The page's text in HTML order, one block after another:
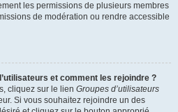
les permissions de plusieurs membres
de modération ou rendre accessible
et comment les rejoindre ?
cliquez sur le lien Groupes d’utilisateurs
Si vous souhaitez rejoindre un des